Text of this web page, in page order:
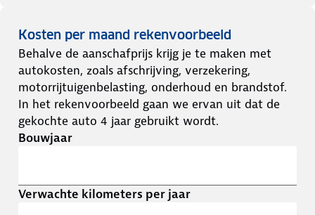
Kosten per maand rekenvoorbeeld
Behalve de aanschafprijs krijg je te maken met
autokosten, zoals afschrijving, verzekering,
motorrijtuigenbelasting, onderhoud en brandstof.
In het rekenvoorbeeld gaan we ervan uit dat de
gekochte auto 4 jaar gebruikt wordt.
Bouwjaar
Verwachte kilometers per jaar